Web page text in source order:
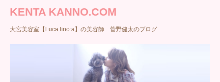
KENTA KANNO.COM
大宮美容室【Luca lino:a】の美容師 菅野健太のブログ